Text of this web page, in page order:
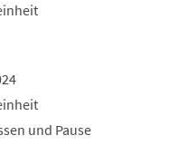
und Pause